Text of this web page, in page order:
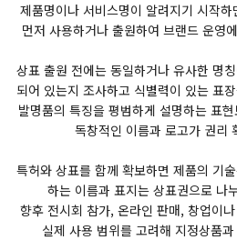
제품명이나 서비스명이 알려지기 시작
먼저 사용하거나 출원하여 브랜드 운영
상표 출원 전에는 동일하거나 유사한 명
되어 있는지 조사하고 식별력이 있는 표
발명품의 특징을 평범하게 설명하는 표
독창적인 이름과 로고가 권리
특허와 상표를 함께 확보하면 제품의 기
하는 이름과 표지는 상표권으로 나
향후 전시회 참가, 온라인 판매, 창업이
실제 사용 범위를 고려해 지정상품